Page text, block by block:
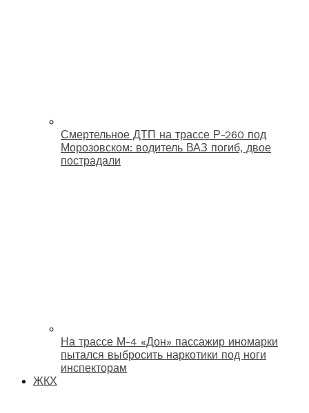
Смертельное ДТП на трассе Р-260 под
Морозовском: водитель ВАЗ погиб, двое
пострадали
На трассе М-4 «Дон» пассажир иномарки
пытался выбросить наркотики под ноги
инспекторам
ЖКХ